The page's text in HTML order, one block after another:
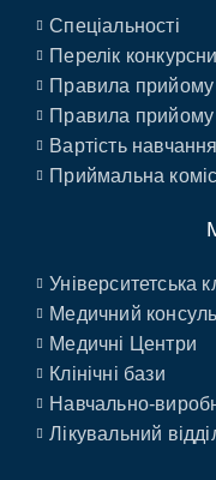
Спеціальності
Перелік
Правила прийому
Правила
Вартість навчання
Приймальна
Університетська
Медичний
Медичні Центри
Клінічні бази
Навчально-
Лікувальний